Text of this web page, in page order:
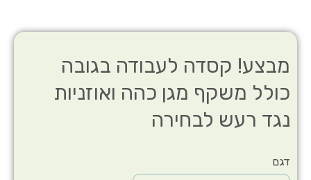
מבצע! קסדה לעבודה בגובה
כולל משקף מגן כהה ואוזניות
נגד רעש לבחירה
דגם